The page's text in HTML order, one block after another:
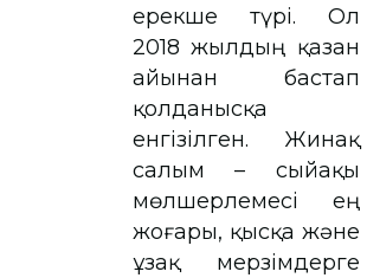
ерекше түрі. Ол
2018 жылдың қазан
айынан бастап
қолданысқа
енгізілген. Жинақ
салым – сыйақы
мөлшерлемесі ең
жоғары, қысқа және
ұзақ мерзімдерге